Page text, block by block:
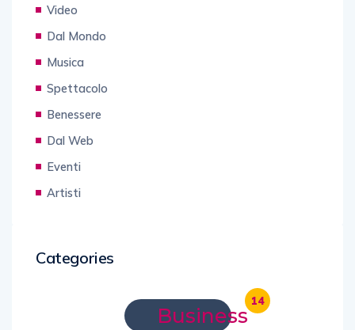
Video
Dal Mondo
Musica
Spettacolo
Benessere
Dal Web
Eventi
Artisti
Categories
Business
14